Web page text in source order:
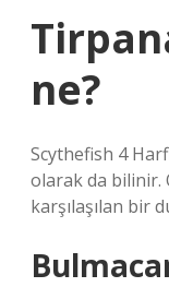
ne?
Scythefish 4
olarak da bilinir.
karşılaşılan bir